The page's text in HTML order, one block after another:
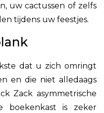
uw cactussen of zelfs
tijdens uw feestjes.
dat u zich omringt
en die niet alledaags
Zack asymmetrische
boekenkast is zeker